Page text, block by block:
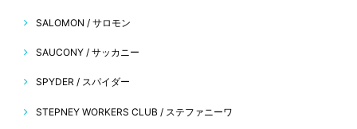
SALOMON / サロモン
SAUCONY / サッカニー
SPYDER / スパイダー
STEPNEY WORKERS CLUB / ステファニーワ